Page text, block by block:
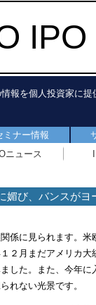
報を個人投資家に提
ミナー情報
ニュース
び、バンスが
係に見られます。
２月まだアメリカ
した。また、今年
れない光景です。